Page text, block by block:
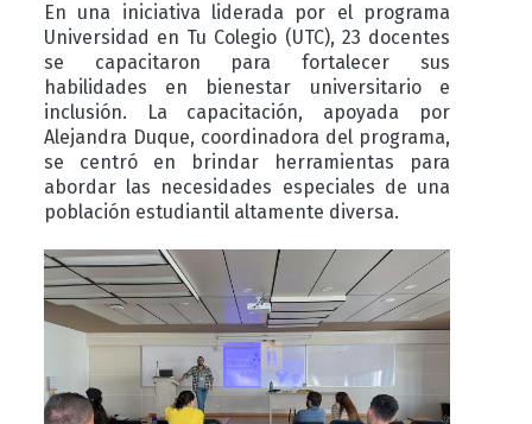
En una iniciativa liderada por el programa
Universidad en Tu Colegio (UTC), 23 docentes
se capacitaron para fortalecer sus
habilidades en bienestar universitario e
inclusión. La capacitación, apoyada por
Alejandra Duque, coordinadora del programa,
se centró en brindar herramientas para
abordar las necesidades especiales de una
población estudiantil altamente diversa.